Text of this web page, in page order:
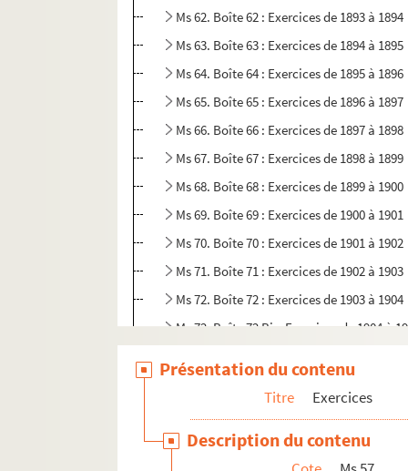
Ms 62. Boîte 62 : Exercices de 1893 à 1894
Ms 63. Boîte 63 : Exercices de 1894 à 1895
Ms 64. Boîte 64 : Exercices de 1895 à 1896
Ms 65. Boîte 65 : Exercices de 1896 à 1897
Ms 66. Boîte 66 : Exercices de 1897 à 1898
Ms 67. Boîte 67 : Exercices de 1898 à 1899
Ms 68. Boîte 68 : Exercices de 1899 à 1900
Ms 69. Boîte 69 : Exercices de 1900 à 1901
Ms 70. Boîte 70 : Exercices de 1901 à 1902
Ms 71. Boîte 71 : Exercices de 1902 à 1903
Ms 72. Boîte 72 : Exercices de 1903 à 1904
Ms 72. Boîte 72 Bis: Exercices de 1904 à
Ms 75. Boîte 75 Bis : Exercices de 1908 à
Présentation du contenu
Titre Exercices
Description du contenu